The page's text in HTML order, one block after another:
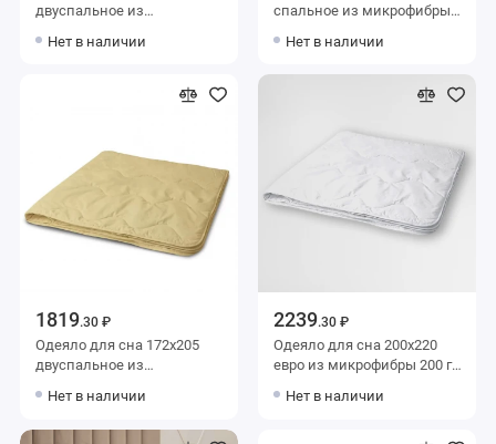
двуспальное из
силиконизированное
Нет в наличии
спальное из микрофибры
верблюжья,
Нет в наличии
1819.30 ₽
Одеяло для сна 172х205
двуспальное из
шерсть верблюжья,
Нет в наличии
2239.30 ₽
Одеяло для сна 200х220
евро из микрофибры 200 г/
силиконизированное
Нет в наличии